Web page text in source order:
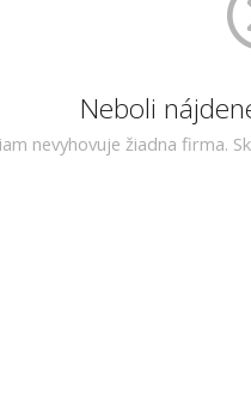
Neboli
nevyhovuje žiadna firma.